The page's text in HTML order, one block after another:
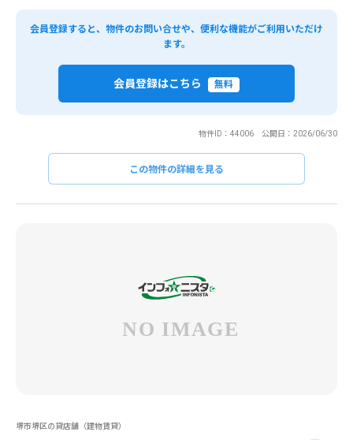
会員登録すると、物件のお問い合せや、便利な機能がご利用いただけ
ます。
会員登録はこちら 無料
物件ID：44006 公開日：2026/06/30
この物件の詳細を見る
堺市堺区の貸店舗（建物賃貸）